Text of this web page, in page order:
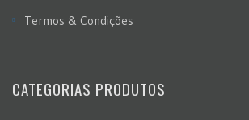
Termos & Condições
CATEGORIAS PRODUTOS